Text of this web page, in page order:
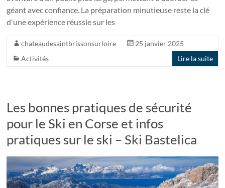
géant avec confiance. La préparation minutieuse reste la clé
d'une expérience réussie sur les
chateaudesaintbrissonsurloire
25 janvier 2025
Activités
Lire la suite
Les bonnes pratiques de sécurité
pour le Ski en Corse et infos
pratiques sur le ski – Ski Bastelica